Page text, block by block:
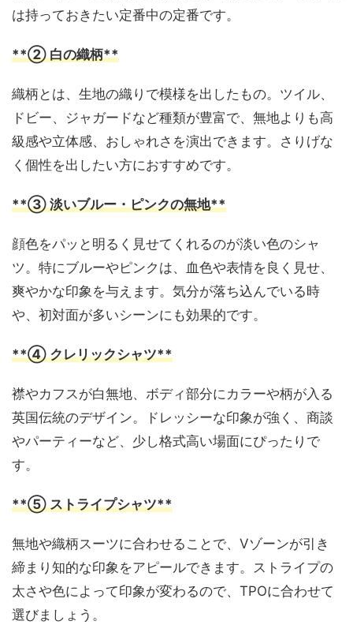
は持っておきたい定番中の定番です。
**② 白の織柄**
織柄とは、生地の織りで模様を出したもの。ツイル、
ドビー、ジャガードなど種類が豊富で、無地よりも高
級感や立体感、おしゃれさを演出できます。さりげな
く個性を出したい方におすすめです。
**③ 淡いブルー・ピンクの無地**
顔色をパッと明るく見せてくれるのが淡い色のシャ
ツ。特にブルーやピンクは、血色や表情を良く見せ、
爽やかな印象を与えます。気分が落ち込んでいる時
や、初対面が多いシーンにも効果的です。
**④ クレリックシャツ**
襟やカフスが白無地、ボディ部分にカラーや柄が入る
英国伝統のデザイン。ドレッシーな印象が強く、商談
やパーティーなど、少し格式高い場面にぴったりで
す。
**⑤ ストライプシャツ**
無地や織柄スーツに合わせることで、Vゾーンが引き
締まり知的な印象をアピールできます。ストライプの
太さや色によって印象が変わるので、TPOに合わせて
選びましょう。